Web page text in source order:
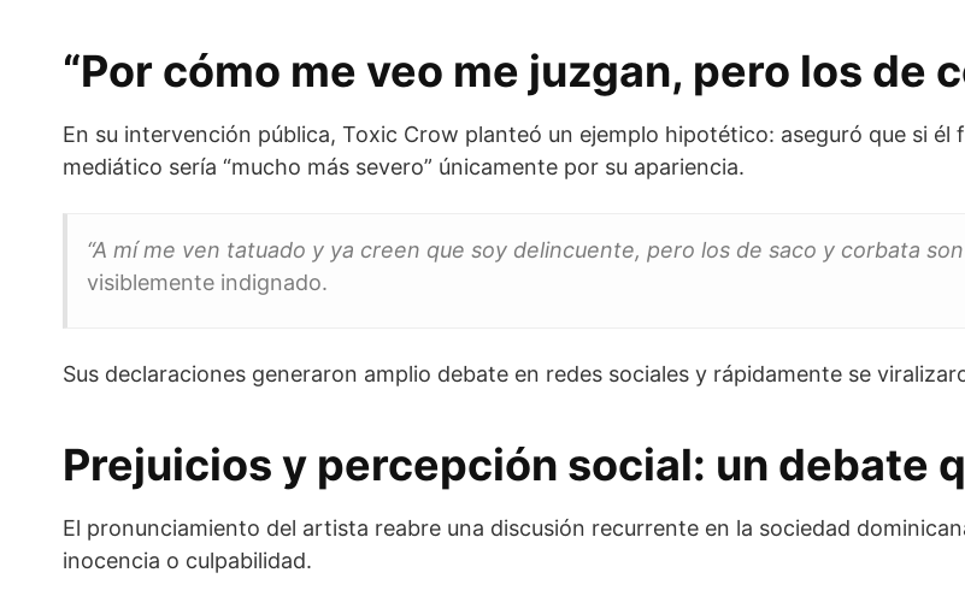
“Por cómo me veo me juzgan, pero los de
En su intervención pública, Toxic Crow planteó un ejemplo hipotético: aseguró que si él
mediático sería “mucho más severo” únicamente por su apariencia.
“A mí me ven tatuado y ya creen que soy delincuente, pero los de saco y corbata
visiblemente indignado.
Sus declaraciones generaron amplio debate en redes sociales y rápidamente se
Prejuicios y percepción social: un debate
El pronunciamiento del artista reabre una discusión recurrente en la sociedad
inocencia o culpabilidad.